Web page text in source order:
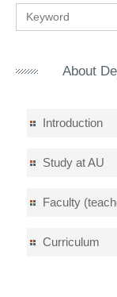
About
Introduction
Study at AU
Faculty
Curriculum